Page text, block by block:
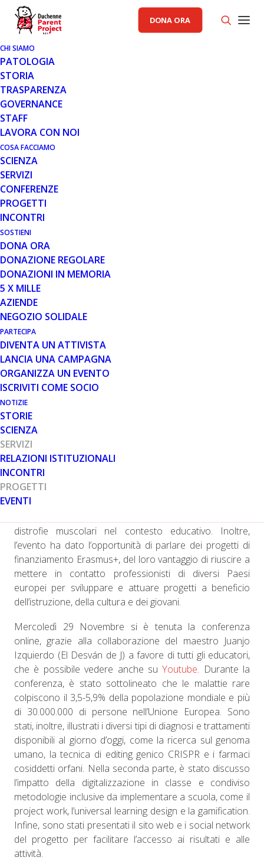
DONA ORA
CHI SIAMO
PATOLOGIA
STORIA
TRASPARENZA
GOVERNANCE
STAFF
LAVORA CON NOI
COSA FACCIAMO
SCIENZA
SERVIZI
CONFERENZE
PROGETTI
INCONTRI
SOSTIENI
DONA ORA
DONAZIONE REGOLARE
DONAZIONI IN MEMORIA
5 X MILLE
AZIENDE
NEGOZIO SOLIDALE
PARTECIPA
DIVENTA UN ATTIVISTA
LANCIA UNA CAMPAGNA
ORGANIZZA UN EVENTO
ISCRIVITI COME SOCIO
NOTIZIE
STORIE
SCIENZA
SERVIZI
RELAZIONI ISTITUZIONALI
INCONTRI
PROGETTI
EVENTI
PROGETTI,SERVIZI
15 DIC 2023
ERASMUS+ THE VALUE OF
FACING SCHOOL: PRIMO EVENTO
MULTIPLIER
Il 29 e 30 novembre si sono tenuti i primi eventi multiplier
del progetto Erasmus+ THE VALUE OF FACING
SCHOOL, cofinanziato dall’Unione Europea. Il fine di
questi eventi è presentare i risultati del progetto, che ha
come obiettivo finale quello di migliorare l’inclusione e
distrofie muscolari nel contesto educativo. Inoltre,
l’evento ha dato l’opportunità di parlare dei progetti di
finanziamento Erasmus+, del loro vantaggio di riuscire a
mettere in contatto professionisti di diversi Paesi
europei per sviluppare e attuare progetti a beneficio
dell’istruzione, della cultura e dei giovani.
Mercoledì 29 Novembre si è tenuta la conferenza
online, grazie alla collaborazione del maestro Juanjo
Izquierdo (El Desván de J) a favore di tutti gli educatori,
che è possibile vedere anche suYoutube. Durante la
conferenza, è stato sottolineato che le malattie rare
colpiscono il 3,5-5,9% della popolazione mondiale e più
di 30.000.000 di persone nell’Unione Europea. Sono
stati, inoltre, illustrati i diversi tipi di diagnosi e trattamenti
disponibili al giorno d’oggi, come la ricerca sul genoma
umano, la tecnica di editing genico CRISPR e i farmaci
cosiddetti orfani. Nella seconda parte, è stato discusso
l’impatto della digitalizzazione in classe e condiviso
metodologie inclusive da implementare a scuola, come il
project work, l’universal learning design e la gamification.
Infine, sono stati presentati il sito web e i social network
del progetto per facilitare l’accesso ai risultati e alle
attività.